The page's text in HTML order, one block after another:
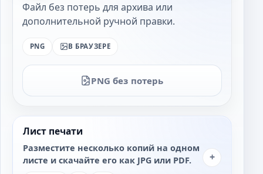
Файл без потерь для архива или
дополнительной ручной правки.
PNG В БРАУЗЕРЕ
PNG без потерь
Лист печати
Разместите несколько копий на одном
листе и скачайте его как JPG или PDF.
+